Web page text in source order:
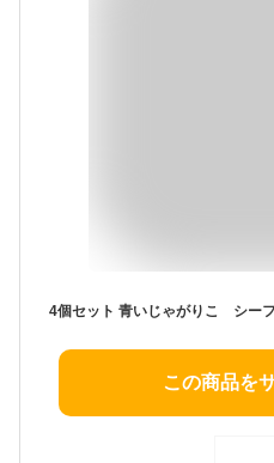
4個セット 青いじゃがりこ シ
この商品を